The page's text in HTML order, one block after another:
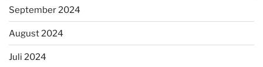
September 2024
August 2024
Juli 2024